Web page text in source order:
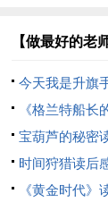
【做最好的老
今天我是升旗
《格兰特船长
宝葫芦的秘密
时间狩猎读后
《黄金时代》